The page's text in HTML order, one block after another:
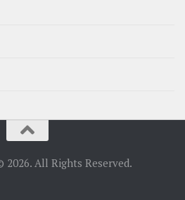
All Rights Reserved.